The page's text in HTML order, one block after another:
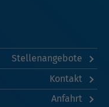
Stellenangebote
Kontakt
Anfahrt